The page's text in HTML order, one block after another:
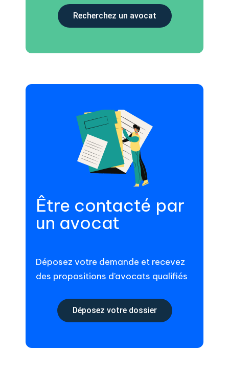
Recherchez un avocat
Être contacté par
un avocat
Déposez votre demande et recevez
des propositions d’avocats qualifiés
Déposez votre dossier